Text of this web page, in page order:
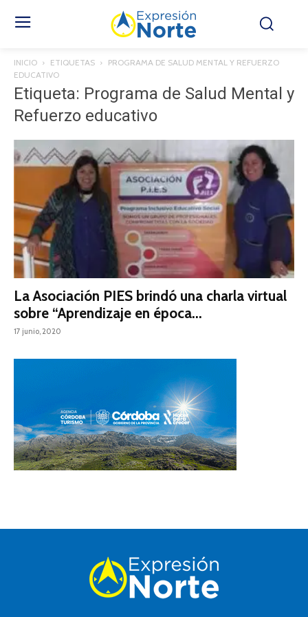
INICIO ETIQUETAS
PROGRAMA DE SALUD MENTAL Y REFUERZO
EDUCATIVO
Etiqueta: Programa de Salud Mental y
Refuerzo educativo
La Asociación PIES brindó una charla virtual
sobre “Aprendizaje en época...
17 junio, 2020